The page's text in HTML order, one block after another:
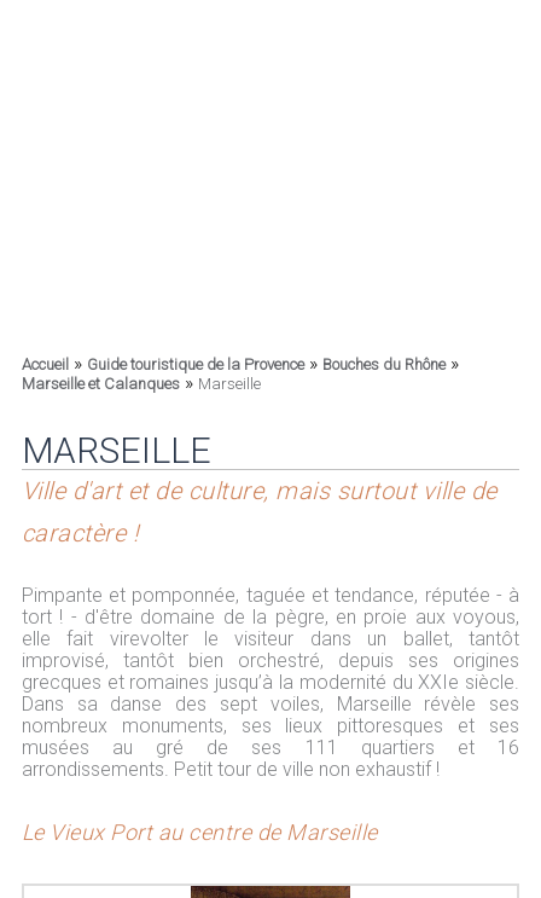
Accueil» Guide touristique de la Provence» Bouches du Rhône»
Marseille et Calanques» Marseille
MARSEILLE
Ville d'art et de culture, mais surtout ville de
caractère !
Pimpante et pomponnée, taguée et tendance, réputée - à
tort ! - d'être domaine de la pègre, en proie aux voyous,
elle fait virevolter le visiteur dans un ballet, tantôt
improvisé, tantôt bien orchestré, depuis ses origines
grecques et romaines jusqu’à la modernité du XXIe siècle.
Dans sa danse des sept voiles, Marseille révèle ses
nombreux monuments, ses lieux pittoresques et ses
musées au gré de ses 111 quartiers et 16
arrondissements. Petit tour de ville non exhaustif !
Le Vieux Port au centre de Marseille